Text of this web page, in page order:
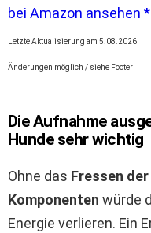
bei Amazon ansehen *
Letzte Aktualisierung am 5.08.2026
Änderungen möglich / siehe Footer
Die Aufnahme
Hunde sehr wichtig
Ohne das Fressen
Komponenten würde
Energie verlieren. Ein